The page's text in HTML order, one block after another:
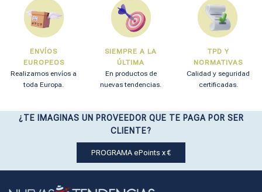
ENVÍOS
EUROPEOS
Realizamos envíos a
toda Europa.
SIEMPRE A LA
ÚLTIMA
En productos de
nuevas tendencias.
TPD Y
NORMATIVAS
Calidad y seguridad
certificadas.
¿TE IMAGINAS UN PROVEEDOR QUE TE PAGA POR SER
CLIENTE?
PROGRAMA ePoints x €